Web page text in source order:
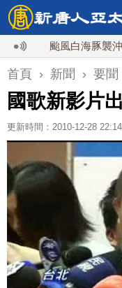
颱風白海豚襲沖繩
首頁 › 新聞 › 要聞
國歌新影片
更新時間：2010-12-28